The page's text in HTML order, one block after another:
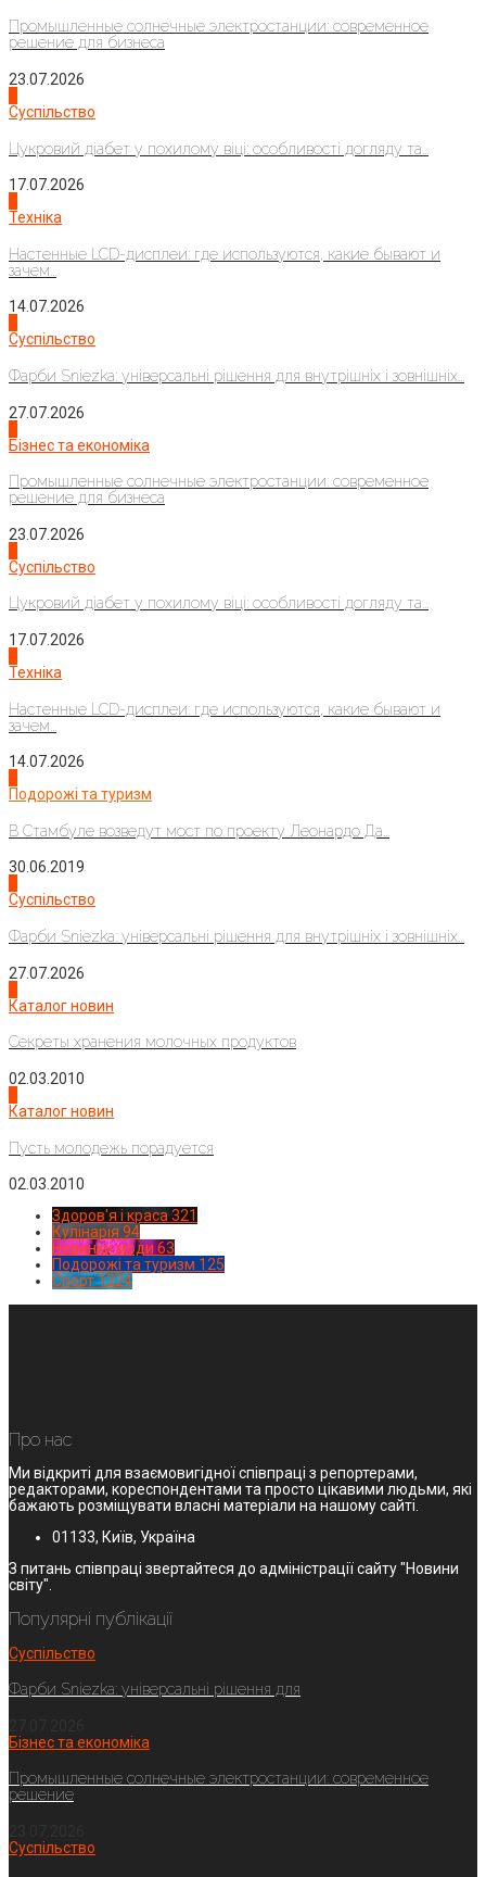
Промышленные солнечные электростанции: современное
решение для бизнеса
23.07.2026
Суспільство
Цукровий діабет у похилому віці: особливості догляду та...
17.07.2026
Техніка
Настенные LCD-дисплеи: где используются, какие бывают и
зачем...
14.07.2026
Суспільство
Фарби Sniezka: універсальні рішення для внутрішніх і зовнішніх...
27.07.2026
Бізнес та економіка
Промышленные солнечные электростанции: современное
решение для бизнеса
23.07.2026
Суспільство
Цукровий діабет у похилому віці: особливості догляду та...
17.07.2026
Техніка
Настенные LCD-дисплеи: где используются, какие бывают и
зачем...
14.07.2026
Подорожі та туризм
В Стамбуле возведут мост по проекту Леонардо Да...
30.06.2019
Суспільство
Фарби Sniezka: універсальні рішення для внутрішніх і зовнішніх...
27.07.2026
Каталог новин
Секреты хранения молочных продуктов
02.03.2010
Каталог новин
Пусть молодежь порадуется
02.03.2010
Здоров'я і краса 321
Кулінарія 94
Новинки моди 63
Подорожі та туризм 125
Спорт1224
Про нас
Ми відкриті для взаємовигідної співпраці з репортерами,
редакторами, кореспондентами та просто цікавими людьми, які
бажають розміщувати власні матеріали на нашому сайті.
01133, Київ, Україна
З питань співпраці звертайтеся до адміністрації сайту "Новини
світу".
Популярні публікації
Суспільство
Фарби Sniezka: універсальні рішення для
Бізнес та економіка
Промышленные солнечные электростанции: современное
решение
Суспільство